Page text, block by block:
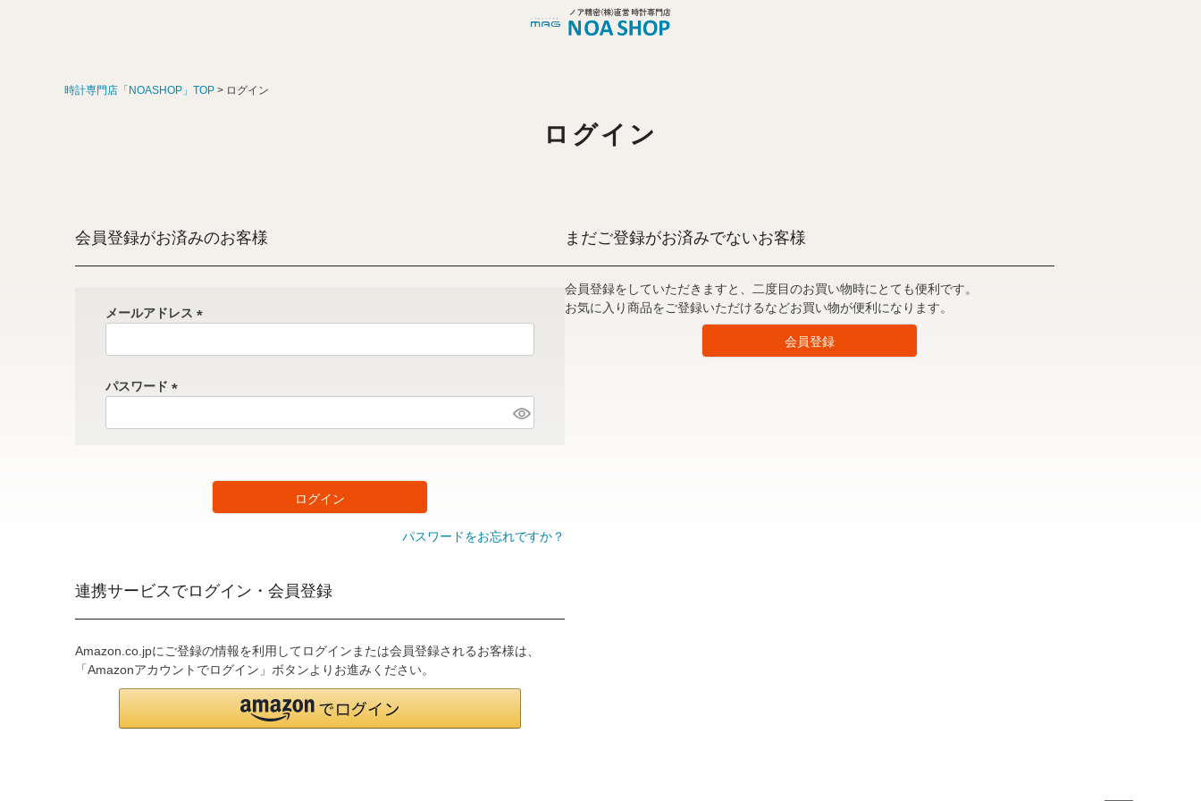
時計専門店「NOASHOP」TOP ログイン
ログイン
会員登録がお済みのお客様
メールアドレス
必
)
パスワード
必
ログイン
パスワードをお忘れですか？
連携サービスでログイン・会員登録
Amazon.co.jpにご登録の情報を利用してログインまたは会員登録されるお客様は、
「Amazonアカウントでログイン」ボタンよりお進みください。
まだご登録がお済みでないお客様
会員登録をしていただきますと、二度目のお買い物時にとても便利です。
お気に入り商品をご登録いただけるなどお買い物が便利になります。
会員登録